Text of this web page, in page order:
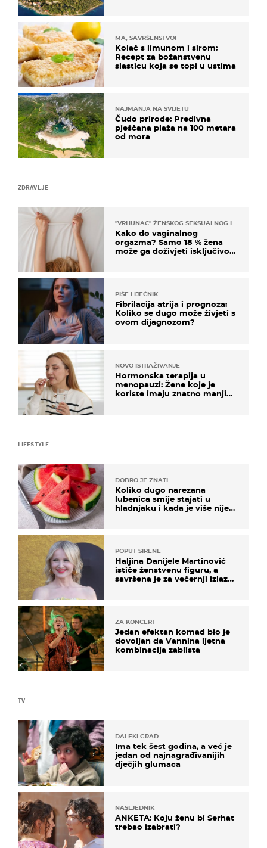
ZDRAVLJE
"VRHUNAC" ŽENSKOG SEKSUALNOG ISKUSTVA
Kako do vaginalnog
orgazma? Samo 18 % žena
može ga doživjeti isključivo
PIŠE LIJEČNIK
Fibrilacija atrija i prognoza:
Koliko se dugo može živjeti s
ovom dijagnozom?
NOVO ISTRAŽIVANJE
Hormonska terapija u
menopauzi: Žene koje je
koriste imaju znatno manji
TV
DALEKI GRAD
Ima tek šest godina, a već je
jedan od najnagrađivanijih
dječjih glumaca
NASLJEDNIK
ANKETA: Koju ženu bi Serhat
trebao izabrati?
MA, SAVRŠENSTVO!
Kolač s limunom i sirom:
Recept za božanstvenu
slasticu koja se topi u ustima
NAJMANJA NA SVIJETU
Čudo prirode: Predivna
pješčana plaža na 100 metara
od mora
LIFESTYLE
DOBRO JE ZNATI
Koliko dugo narezana
lubenica smije stajati u
hladnjaku i kada je više nije
POPUT SIRENE
Haljina Danijele Martinović
ističe ženstvenu figuru, a
savršena je za večernji izlazak
ZA KONCERT
Jedan efektan komad bio je
dovoljan da Vannina ljetna
kombinacija zablista